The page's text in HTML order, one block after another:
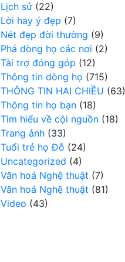
Lịch sử(22)
Lời hay ý đẹp (7)
Nét đẹp đời thường (9)
Phả dòng họ các nơi (2)
Tài trợ đóng góp (12)
Thông tin dòng họ (715)
THÔNG TIN HAI CHIỀU (63)
Thông tin họ bạn (18)
Tìm hiểu về cội nguồn (18)
Trang ảnh (33)
Tuổi trẻ họ Đỗ (24)
Uncategorized (4)
Văn hoá Nghệ thuật (7)
Văn hoá Nghệ thuật (81)
Video (43)